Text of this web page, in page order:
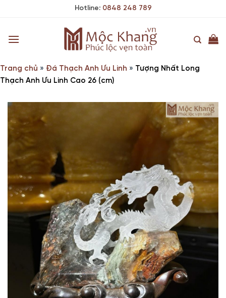
Hotline: 0848 248 789
Trang chủ » Đá Thạch Anh Ưu Linh » Tượng Nhất Long
Thạch Anh Ưu Linh Cao 26 (cm)